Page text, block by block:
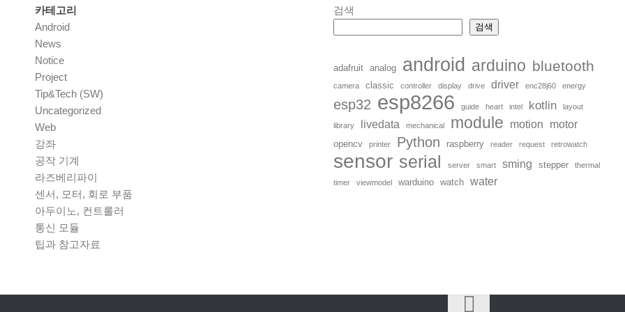
카테고리
Android
News
Notice
Project
Tip&Tech (SW)
Uncategorized
Web
강좌
공작 기계
라즈베리파이
센서, 모터, 회로 부품
아두이노, 컨트롤러
통신 모듈
팁과 참고자료
검색
검색
adafruit analog android arduino bluetooth
camera classic controller display drive driver enc28j60 energy
esp32 esp8266 guide heart intel kotlin layout
library livedata mechanical module motion motor
opencv printer Python raspberry reader request retrowatch
sensor serial server smart sming stepper thermal
timer viewmodel warduino watch water